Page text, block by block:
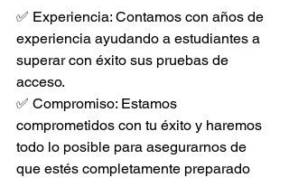
✅ Experiencia: Contamos con años de
experiencia ayudando a estudiantes a
superar con éxito sus pruebas de
acceso.
✅ Compromiso: Estamos
comprometidos con tu éxito y haremos
todo lo posible para asegurarnos de
que estés completamente preparado